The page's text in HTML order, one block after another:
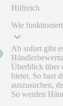
Hilfreich
Wie
Ab sofort gibt
Überblick über
bietet. So hast
auszusuchen,
So werden